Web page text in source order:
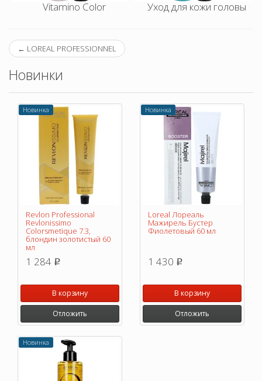
Vitamino Color Уход для кожи головы
← LOREAL PROFESSIONNEL
Новинки
Новинка
Revlon Professional
Revlonissimo
Colorsmetique 7.3,
блондин золотистый 60
мл
1 284 p
В корзину
Отложить
Новинка
Loreal Лореаль
Мажирель Бустер
Фиолетовый 60 мл
1 430 p
В корзину
Отложить
Новинка